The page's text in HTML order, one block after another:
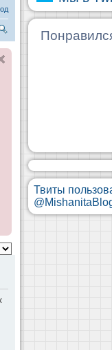
ск
Твиты